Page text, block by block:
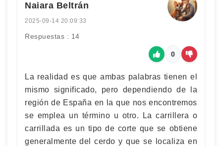
Naiara Beltrán
2025-09-14 20:09:33
Respuestas : 14
0
La realidad es que ambas palabras tienen el
mismo significado, pero dependiendo de la
región de España en la que nos encontremos
se emplea un término u otro. La carrillera o
carrillada es un tipo de corte que se obtiene
generalmente del cerdo y que se localiza en